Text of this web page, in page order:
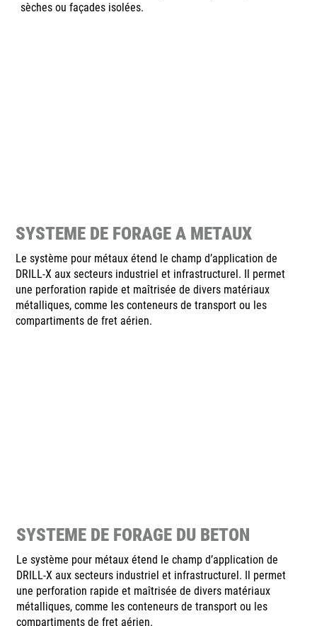
sèches ou façades isolées.
SYSTEME DE FORAGE A METAUX
Le système pour métaux étend le champ d’application de
DRILL-X aux secteurs industriel et infrastructurel. Il permet
une perforation rapide et maîtrisée de divers matériaux
métalliques, comme les conteneurs de transport ou les
compartiments de fret aérien.
SYSTEME DE FORAGE DU BETON
Le système pour métaux étend le champ d’application de
DRILL-X aux secteurs industriel et infrastructurel. Il permet
une perforation rapide et maîtrisée de divers matériaux
métalliques, comme les conteneurs de transport ou les
compartiments de fret aérien.